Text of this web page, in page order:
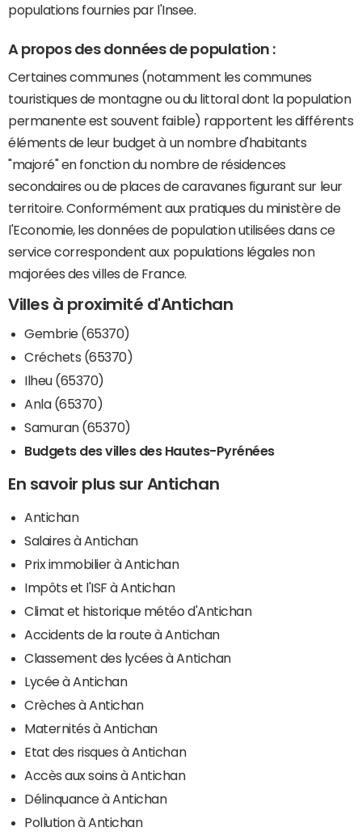
populations fournies par l'Insee.
A propos des données de population :
Certaines communes (notamment les communes
touristiques de montagne ou du littoral dont la population
permanente est souvent faible) rapportent les différents
éléments de leur budget à un nombre d'habitants
"majoré" en fonction du nombre de résidences
secondaires ou de places de caravanes figurant sur leur
territoire. Conformément aux pratiques du ministère de
l'Economie, les données de population utilisées dans ce
service correspondent aux populations légales non
majorées des villes de France.
Villes à proximité d'Antichan
Gembrie (65370)
Créchets (65370)
Ilheu (65370)
Anla (65370)
Samuran (65370)
Budgets des villes des Hautes-Pyrénées
En savoir plus sur Antichan
Antichan
Salaires à Antichan
Prix immobilier à Antichan
Impôts et l'ISF à Antichan
Climat et historique météo d'Antichan
Accidents de la route à Antichan
Classement des lycées à Antichan
Lycée à Antichan
Crèches à Antichan
Maternités à Antichan
Etat des risques à Antichan
Accès aux soins à Antichan
Délinquance à Antichan
Pollution à Antichan